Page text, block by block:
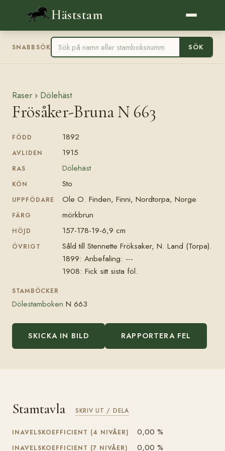
Häststam
SNABBSÖK SÖK
Raser › Dölehäst
Frösåker-Bruna N 663
FÖDD 1892
AVLIDEN 1915
RAS Dölehäst
KÖN Sto
UPPFÖDARE Ole O. Finden, Finni, Nordtorpa, Norge
FÄRG mörkbrun
HÖJD 157-178-19-6,9 cm
ÖVRIGT
Såld till Stennette Fröksaker, N. Land (Torpa).
1899: Anbefaling: ---
1908: Fick sitt sista föl.
STAMBÖCKER
Dölestamboken N 663
SKICKA IN BILD RAPPORTERA FEL
Stamtavla SKRIV UT / DELA
INAVELSKOEFFICIENT (4 NIVÅER) 0,00 %
INAVELSKOEFFICIENT (7 NIVÅER) 0,00 %